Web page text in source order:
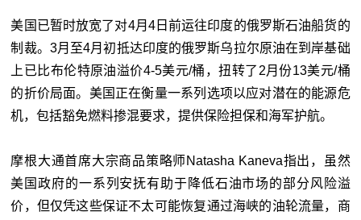
美国已暂时放宽了对4月4日前运往印度的俄罗斯石油船货的
制裁。3月至4月初抵达印度的俄罗斯乌拉尔原油在到岸基础
上已比布伦特原油溢价4-5美元/桶，扭转了2月份13美元/桶
的折价局面。美国正在衡量一系列选项以应对潜在的能源危
机，包括豁免燃料掺混要求，提供保险担保和海军护航。
摩根大通首席大宗商品策略师Natasha Kaneva指出，虽然
美国政府的一系列安抚有助于降低石油市场的部分风险溢
价，但仅凭这些保证不太可能恢复通过海峡的油轮流量，商